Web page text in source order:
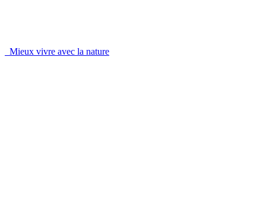
Mieux vivre avec la nature